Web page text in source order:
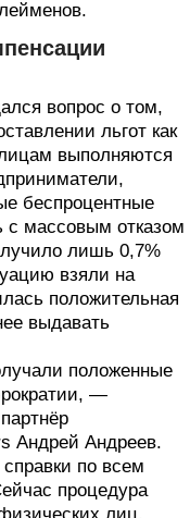
вопрос о том,
льгот как
выполняются
беспроцентные
с массовым отказом
лишь 0,7%
взяли на
положительная
выдавать
положенные
—
Андрей Андреев.
по всем
процедура
лиц,